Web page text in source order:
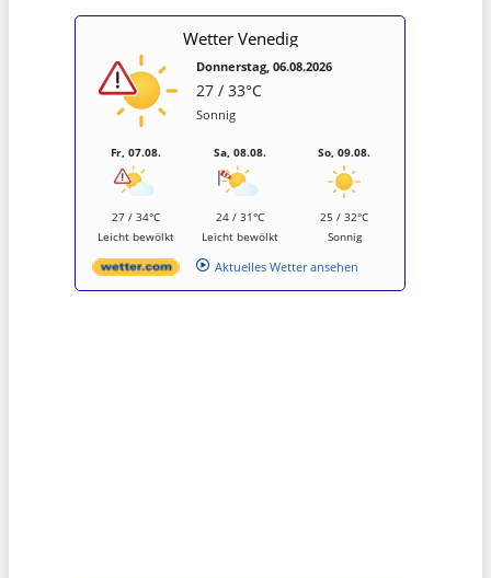
Wetter Venedig
Donnerstag, 06.08.2026
27 / 33°C
Sonnig
Fr, 07.08.
27 / 34°C
Leicht bewölkt
Sa, 08.08.
24 / 31°C
Leicht bewölkt
So, 09.08.
25 / 32°C
Sonnig
Aktuelles Wetter ansehen